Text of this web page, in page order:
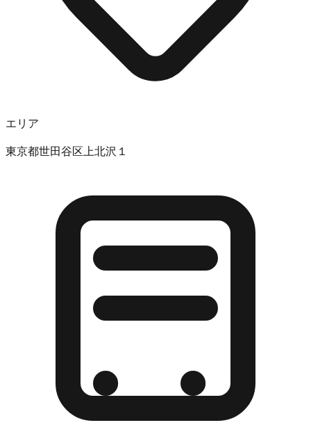
エリア
東京都世田谷区上北沢１